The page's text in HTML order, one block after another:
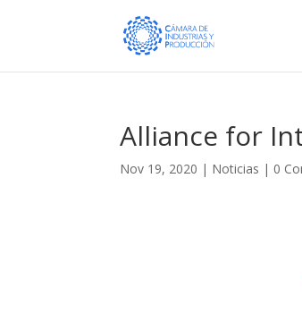
Alliance for
Nov 19, 2020 | Noticias | 0